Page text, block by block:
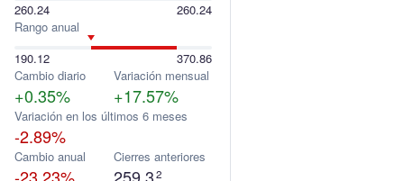
260.24
260.24
Rango anual
190.12
370.86
Cambio diario
+0.35%
Variación mensual
+17.57%
Variación en los últimos 6 meses
-2.89%
Cambio anual Cierres anteriores
2